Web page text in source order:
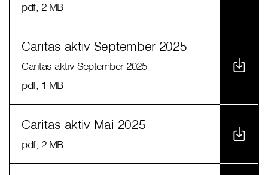
pdf, 2 MB
Caritas aktiv September 2025
Caritas aktiv September 2025
pdf, 1 MB
Caritas aktiv Mai 2025
pdf, 2 MB